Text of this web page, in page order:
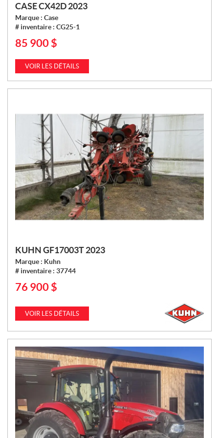
CASE CX42D 2023
Marque : Case
# inventaire : CG25-1
P
X
85 900 $
VOIR LES DÉTAILS
KUHN GF17003T 2023
Marque : Kuhn
# inventaire : 37744
P
I
X
:
76 900 $
VOIR LES DÉTAILS